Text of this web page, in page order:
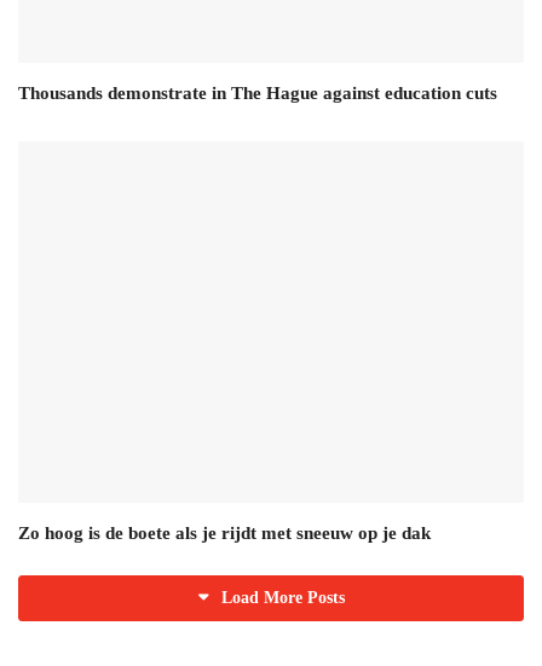
Thousands demonstrate in The Hague against education cuts
Zo hoog is de boete als je rijdt met sneeuw op je dak
Load More Posts